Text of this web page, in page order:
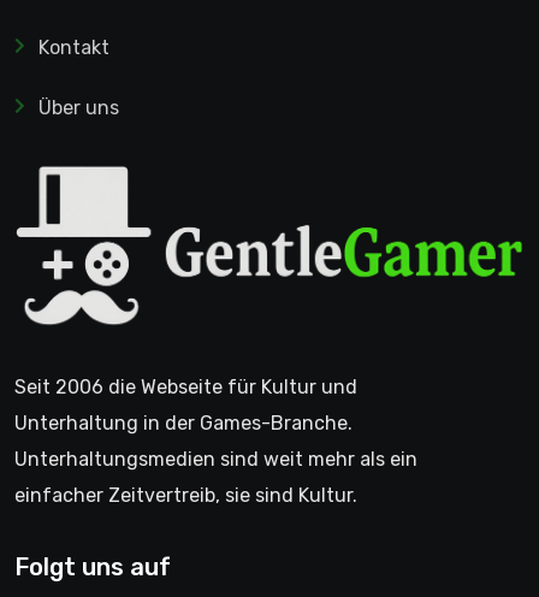
Kontakt
Über uns
Seit 2006 die Webseite für Kultur und
Unterhaltung in der Games-Branche.
Unterhaltungsmedien sind weit mehr als ein
einfacher Zeitvertreib, sie sind Kultur.
Folgt uns auf